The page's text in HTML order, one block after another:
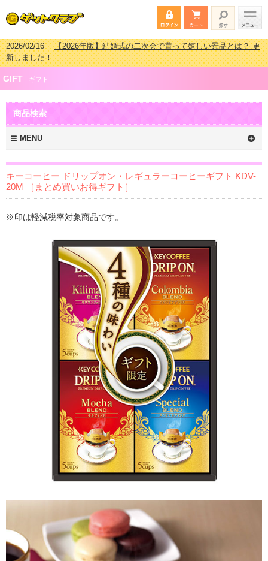
2026/02/16【2026年版】結婚式の二次会で貰って嬉しい景品とは？ 更
新しました！
2026/02/03【2026年版】ゴルフコンペ景品 3000円未満［2000円～
2999円編］もらってうれしい人気ラ…
2026/07/15【2026年版】ビンゴゲーム景品おすすめ金額別人気ランキ
ング 更新しました！
2026/04/03
2999円編］もらってうれしい人気ラ…
GIFT ギフト
商品検索
MENU
キーコーヒー ドリップオン・レギュラーコーヒーギフト KDV-
20M ［まとめ買いお得ギフト］
※印は軽減税率対象商品です。